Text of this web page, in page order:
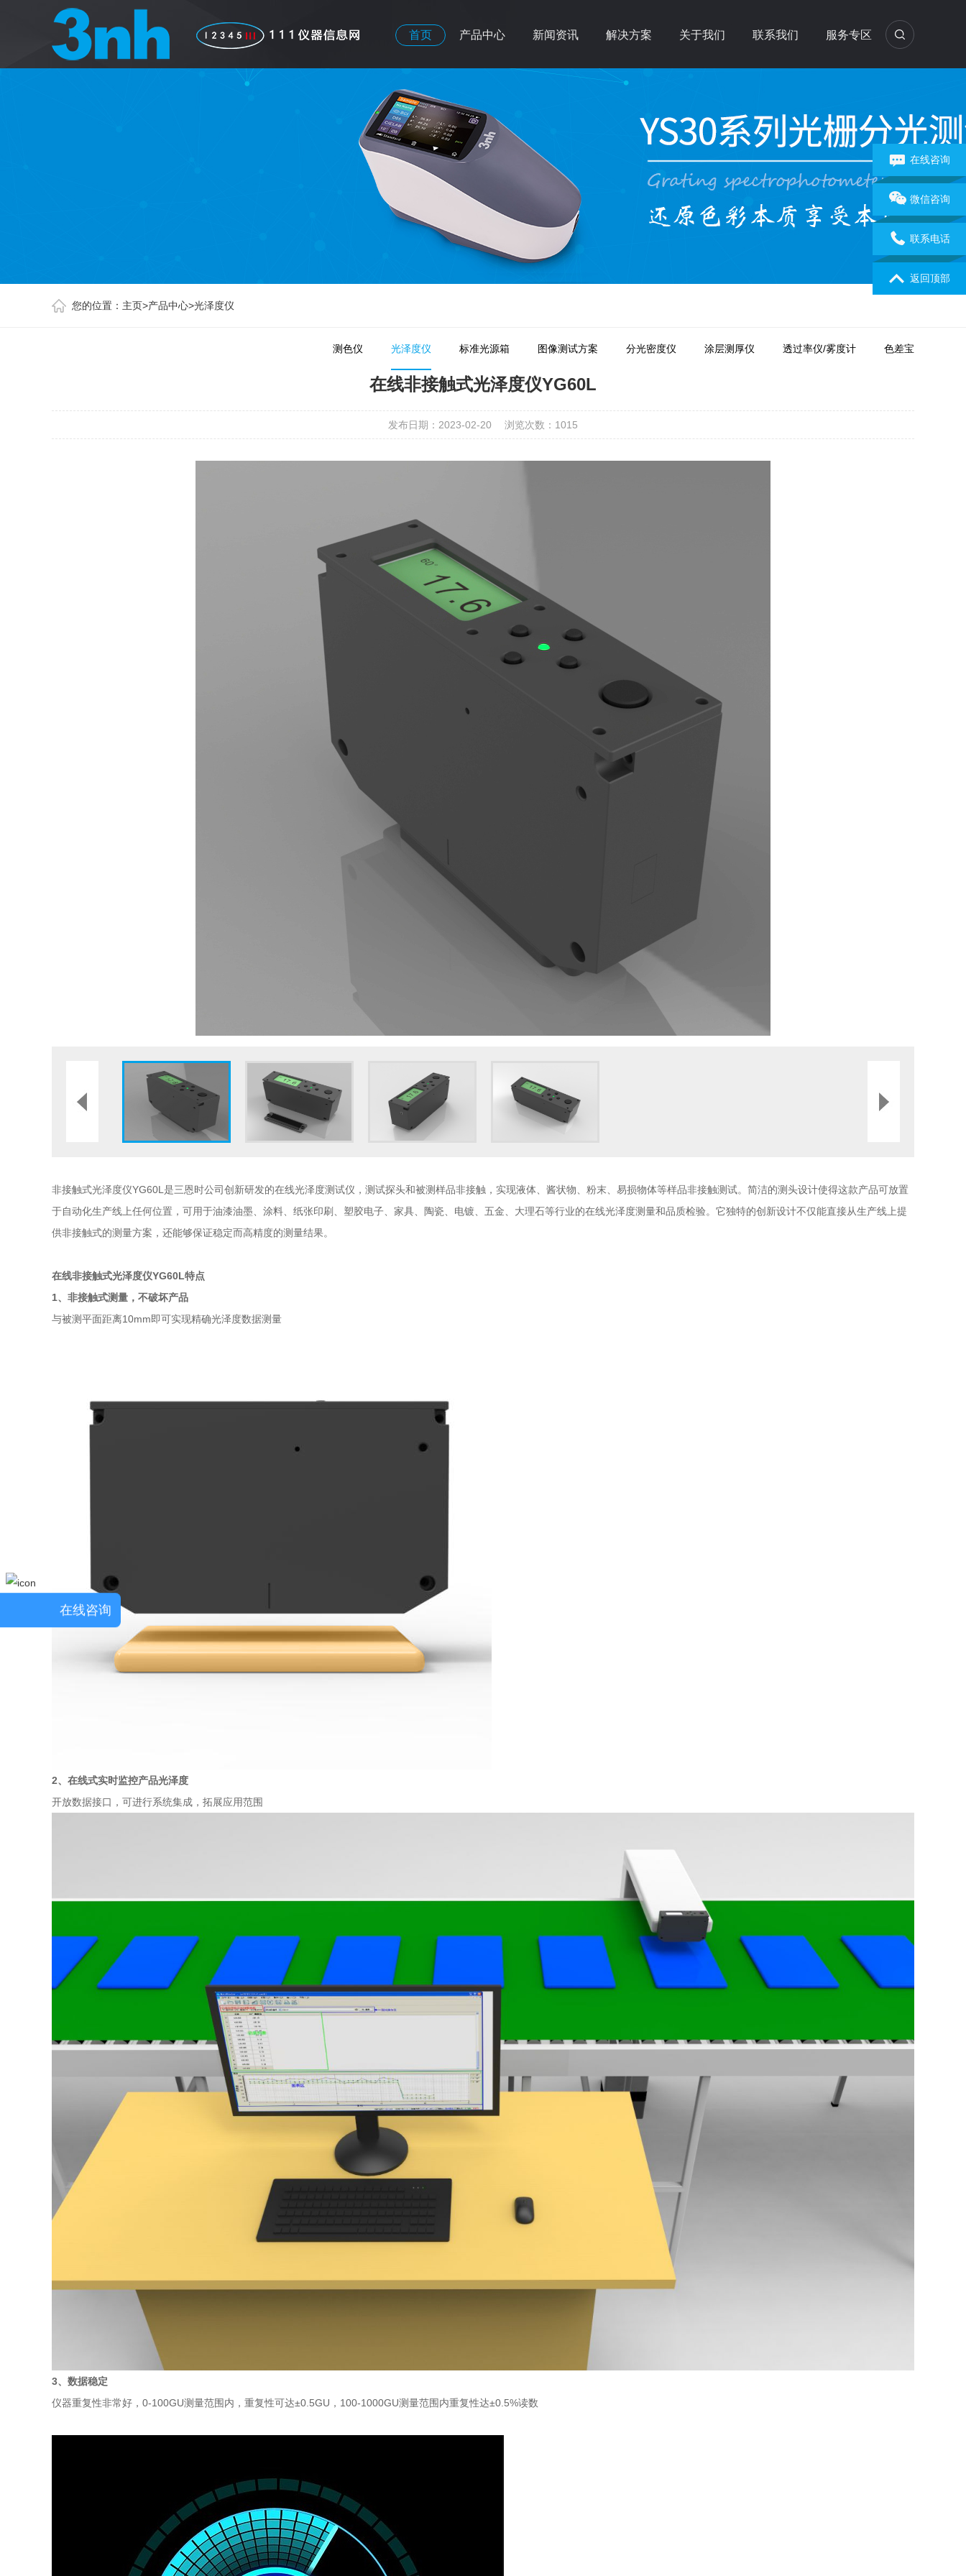
首页 产品中心 新闻资讯 解决方案 关于我们 联系我们 服务专区
您的位置： 主页>产品中心>光泽度仪
测色仪 光泽度仪 标准光源箱 图像测试方案 分光密度仪 涂层测厚仪 透过率仪/雾度计 色差宝
在线非接触式光泽度仪YG60L
发布日期：2023-02-20 浏览次数： 1015
非接触式光泽度仪YG60L是三恩时公司创新研发的在线光泽度测试仪，测试探头和被测样品非接触，实现液体、酱状物、粉末、易损物体等样品非接触测试。简洁的测头设计使得这款产品可放置
于自动化生产线上任何位置，可用于油漆油墨、涂料、纸张印刷、塑胶电子、家具、陶瓷、电镀、五金、大理石等行业的在线光泽度测量和品质检验。它独特的创新设计不仅能直接从生产线上提
供非接触式的测量方案，还能够保证稳定而高精度的测量结果。
在线非接触式光泽度仪YG60L特点
1、非接触式测量，不破坏产品
与被测平面距离10mm即可实现精确光泽度数据测量
2、在线式实时监控产品光泽度
开放数据接口，可进行系统集成，拓展应用范围
3、数据稳定
仪器重复性非常好，0-100GU测量范围内，重复性可达±0.5GU，100-1000GU测量范围内重复性达±0.5%读数
在线咨询
微信咨询
联系电话
返回顶部
在线咨询